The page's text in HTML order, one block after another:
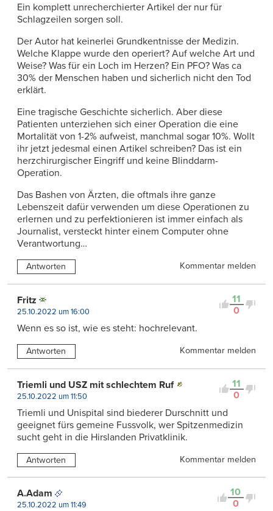
Ein komplett unrecherchierter Artikel der nur für
Schlagzeilen sorgen soll.
Der Autor hat keinerlei Grundkentnisse der Medizin.
Welche Klappe wurde den operiert? Auf welche Art und
Weise? Was für ein Loch im Herzen? Ein PFO? Was ca
30% der Menschen haben und sicherlich nicht den Tod
erklärt.
Eine tragische Geschichte sicherlich. Aber diese
Patienten unterziehen sich einer Operation die eine
Mortalität von 1-2% aufweist, manchmal sogar 10%. Wollt
ihr jetzt jedesmal einen Artikel schreiben? Das ist ein
herzchirurgischer Eingriff und keine Blinddarm-
Operation.
Das Bashen von Ärzten, die oftmals ihre ganze
Lebenszeit dafür verwenden um diese Operationen zu
erlernen und zu perfektionieren ist immer einfach als
Journalist, versteckt hinter einem Computer ohne
Verantwortung…
Antworten Kommentar melden
11
0
Fritz
25.10.2022 um 16:00
Wenn es so ist, wie es steht: hochrelevant.
Antworten Kommentar melden
11
0
Triemli und USZ mit schlechtem Ruf
25.10.2022 um 11:50
Triemli und Unispital sind biederer Durschnitt und
geeignet fürs gemeine Fussvolk, wer Spitzenmedizin
sucht geht in die Hirslanden Privatklinik.
Antworten Kommentar melden
10
0
A.Adam
25.10.2022 um 11:49